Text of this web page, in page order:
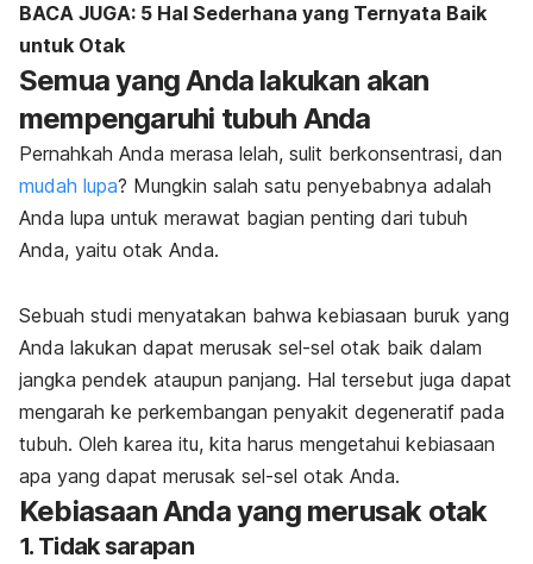
BACA JUGA: 5 Hal Sederhana yang Ternyata Baik
untuk Otak
Semua yang Anda lakukan akan
mempengaruhi tubuh Anda
Pernahkah Anda merasa lelah, sulit berkonsentrasi, dan
mudah lupa? Mungkin salah satu penyebabnya adalah
Anda lupa untuk merawat bagian penting dari tubuh
Anda, yaitu otak Anda.
Sebuah studi menyatakan bahwa kebiasaan buruk yang
Anda lakukan dapat merusak sel-sel otak baik dalam
jangka pendek ataupun panjang. Hal tersebut juga dapat
mengarah ke perkembangan penyakit degeneratif pada
tubuh. Oleh karea itu, kita harus mengetahui kebiasaan
apa yang dapat merusak sel-sel otak Anda.
Kebiasaan Anda yang merusak otak
1. Tidak sarapan